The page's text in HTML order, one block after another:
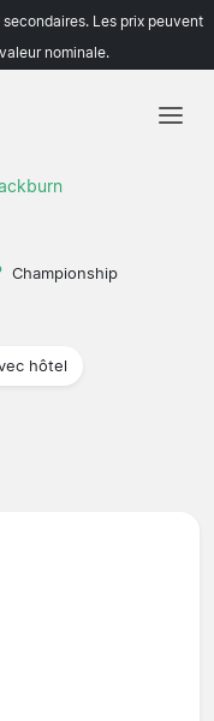
Les prix peuvent
nominale.
Championship
hôtel